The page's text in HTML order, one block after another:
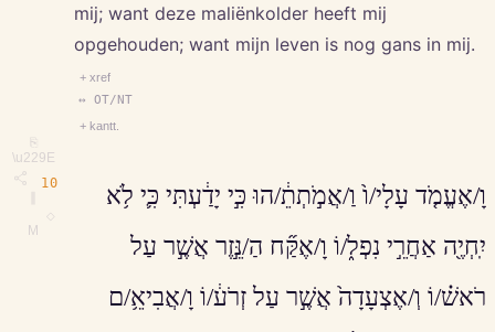
⎘
\u229E
M
mij; want deze maliënkolder heeft mij
opgehouden; want mijn leven is nog gans in mij.
+ xref
↔ OT/NT
+ kantt.
10
וָ/אֶעֱמֹ֤ד עָלָי/ו֙ וַ/אֲמֹ֣תְתֵ֔/הוּ כִּ֣י יָדַ֔עְתִּי כִּ֛י לֹ֥א
יִֽחְיֶ֖ה אַחֲרֵ֣י נִפְל֑/וֹ וָ/אֶקַּ֞ח הַ/נֵּ֣זֶר אֲשֶׁ֣ר עַל
רֹאשׁ֗/וֹ וְ/אֶצְעָדָה֙ אֲשֶׁ֣ר עַל זְרֹע֔/וֹ וָ/אֲבִיאֵ֥/ם